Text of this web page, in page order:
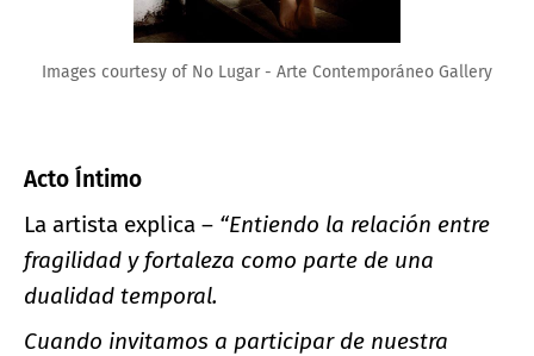
Images courtesy of No Lugar - Arte Contemporáneo Gallery
Acto Íntimo
La artista explica – “Entiendo la relación entre
fragilidad y fortaleza como parte de una
dualidad temporal.
Cuando invitamos a participar de nuestra